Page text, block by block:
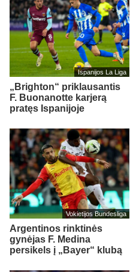
Ispanijos La Liga
„Brighton“ priklausantis
F. Buonanotte karjerą
pratęs Ispanijoje
Vokietijos Bundesliga
Argentinos rinktinės
gynėjas F. Medina
persikels į „Bayer“ klubą